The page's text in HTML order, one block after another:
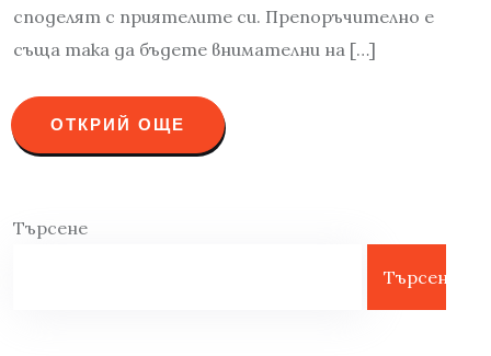
споделят с приятелите си. Препоръчително е
съща така да бъдете внимателни на […]
ОТКРИЙ ОЩЕ
Търсене
Търсене